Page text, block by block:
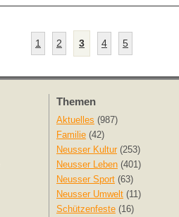
1 2 3 4 5
Themen
Aktuelles (987)
Familie (42)
Neusser Kultur (253)
Neusser Leben (401)
Neusser Sport (63)
Neusser Umwelt (11)
Schützenfeste (16)